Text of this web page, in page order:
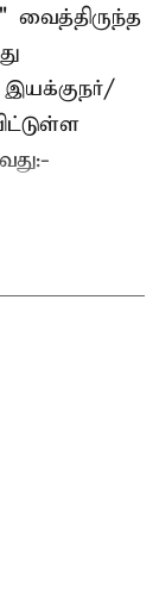
வைத்திருந்த